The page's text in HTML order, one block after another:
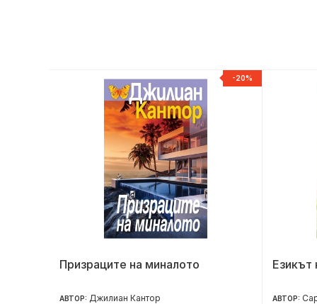
-20%
Призраците на миналото
АВТОР: Джилиан Кантор
Езикът
АВТОР: